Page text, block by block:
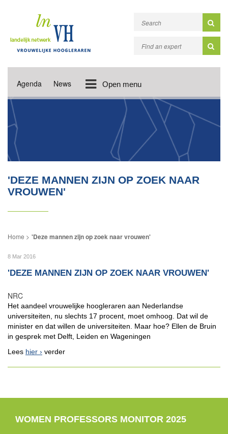
Agenda News Open menu
'DEZE MANNEN ZIJN OP ZOEK NAAR
VROUWEN'
'Deze mannen zijn op zoek naar vrouwen'
8 Mar 2016
'DEZE MANNEN ZIJN OP ZOEK NAAR VROUWEN'
NRC
Het aandeel vrouwelijke hoogleraren aan Nederlandse
universiteiten, nu slechts 17 procent, moet omhoog. Dat wil de
minister en dat willen de universiteiten. Maar hoe? Ellen de Bruin
in gesprek met Delft, Leiden en Wageningen
Lees hier verder
WOMEN PROFESSORS MONITOR 2025